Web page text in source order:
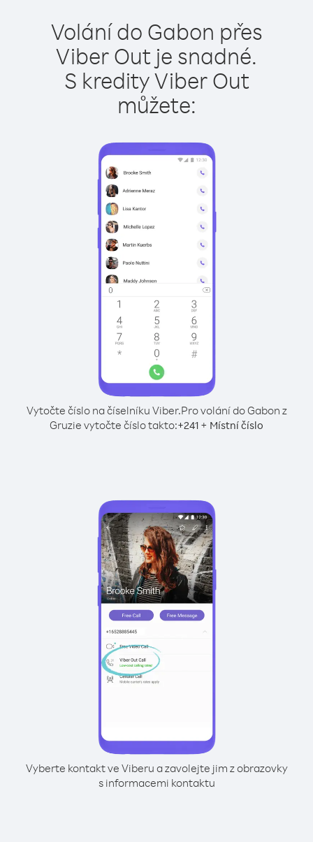
Volání do Gabon přes
Viber Out je snadné.
S kredity Viber Out
můžete:
Vytočte číslo na číselníku Viber.Pro volání do Gabon z
Gruzie vytočte číslo takto:+241 + Místní číslo
Vyberte kontakt ve Viberu a zavolejte jim z obrazovky
s informacemi kontaktu